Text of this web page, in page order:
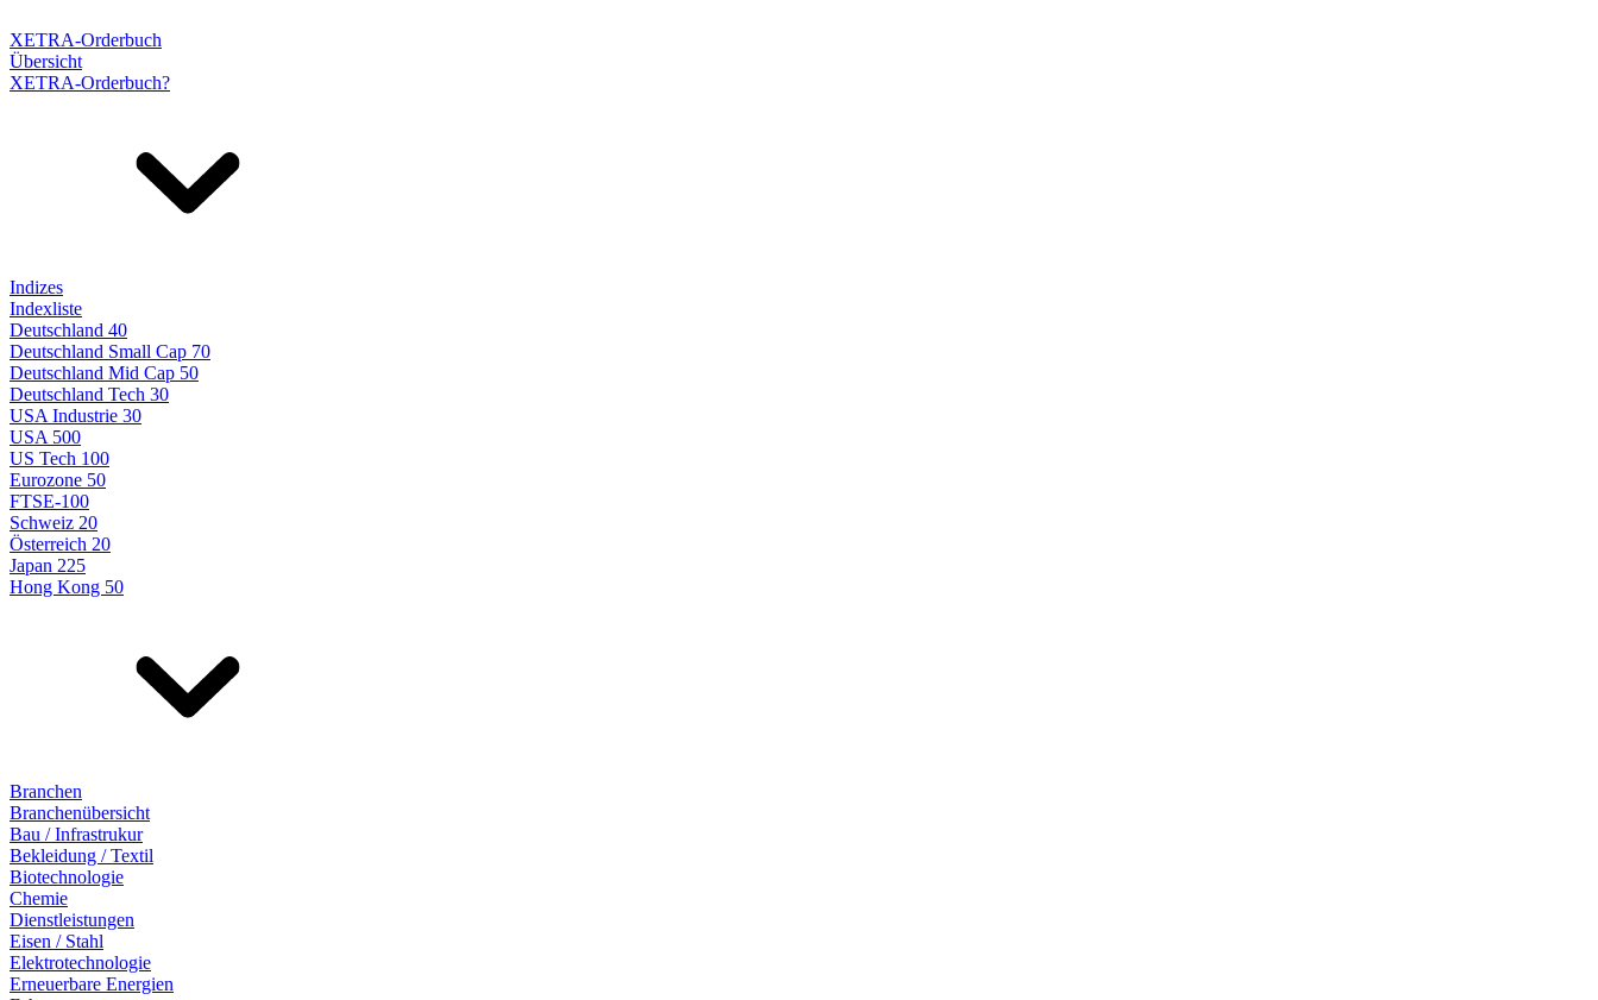
XETRA-Orderbuch
Übersicht
XETRA-Orderbuch?
Indizes
Indexliste
Deutschland 40
Deutschland Small Cap 70
Deutschland Mid Cap 50
Deutschland Tech 30
USA Industrie 30
USA 500
US Tech 100
Eurozone 50
FTSE-100
Schweiz 20
Österreich 20
Japan 225
Hong Kong 50
Branchen
Branchenübersicht
Bau / Infrastrukur
Bekleidung / Textil
Biotechnologie
Chemie
Dienstleistungen
Eisen / Stahl
Elektrotechnologie
Erneuerbare Energien